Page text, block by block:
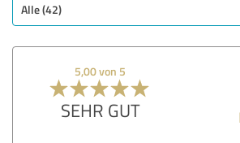
Alle (42)
5,00 von 5
SEHR GUT